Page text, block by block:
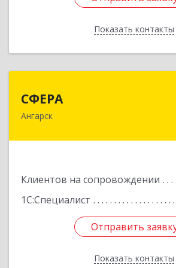
Показать контакты
Назад
СФЕРА
Ангарск
Клиентов на сопровождении
1С:Специалист
Отправить
Показать контакты
665816, Иркутская обл,
Отправить
Назад